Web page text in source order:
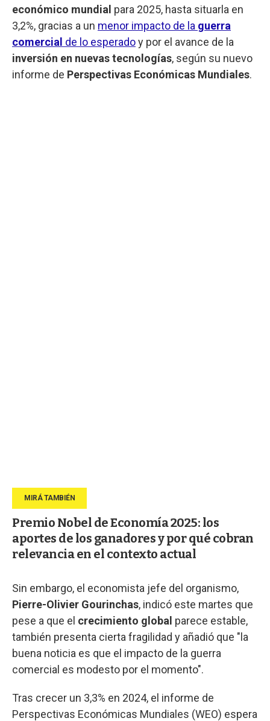
económico mundial para 2025, hasta situarla en
3,2%, gracias a un menor impacto de la guerra
comercial de lo esperadoy por el avance de la
inversión en nuevas tecnologías, según su nuevo
informe de Perspectivas Económicas Mundiales.
Premio Nobel de Economía 2025: los
aportes de los ganadores y por qué cobran
relevancia en el contexto actual
Sin embargo, el economista jefe del organismo,
Pierre-Olivier Gourinchas, indicó este martes que
pese a que el crecimiento global parece estable,
también presenta cierta fragilidad y añadió que "la
buena noticia es que el impacto de la guerra
comercial es modesto por el momento".
Tras crecer un 3,3% en 2024, el informe de
Perspectivas Económicas Mundiales (WEO) espera